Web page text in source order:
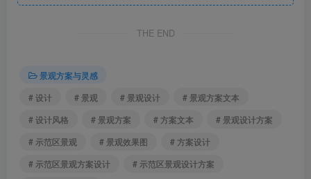
景观效果图.png
THE END
景观方案与灵感
# 设计
# 景观 # 景观设计
# 景观方案文本
# 设计风格
# 景观方案 # 方案文本
# 景观设计方案
# 示范区景观
# 景观效果图
# 方案设计
# 示范区景观方案设计
# 示范区景观设计方案